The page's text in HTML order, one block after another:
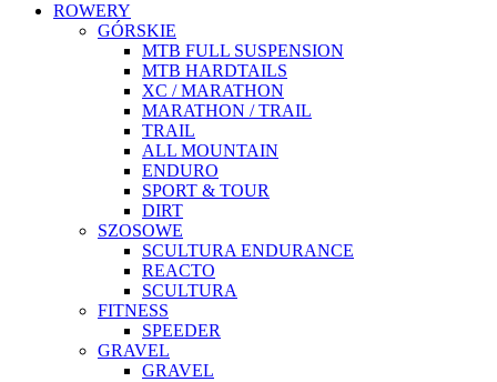
ROWERY
GÓRSKIE
MTB FULL SUSPENSION
MTB HARDTAILS
XC / MARATHON
MARATHON / TRAIL
TRAIL
ALL MOUNTAIN
ENDURO
SPORT & TOUR
DIRT
SZOSOWE
SCULTURA ENDURANCE
REACTO
SCULTURA
FITNESS
SPEEDER
GRAVEL
GRAVEL